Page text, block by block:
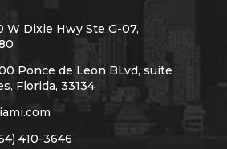
W Dixie Hwy Ste G-07,
Ponce de Leon BLvd, suite
Florida, 33134
410-3646